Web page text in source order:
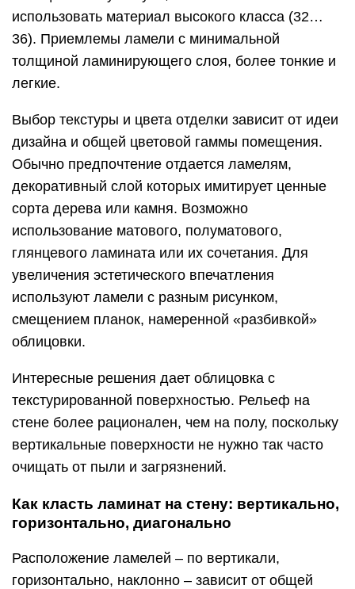
использовать материал высокого класса (32…
36). Приемлемы ламели с минимальной
толщиной ламинирующего слоя, более тонкие и
легкие.
Выбор текстуры и цвета отделки зависит от идеи
дизайна и общей цветовой гаммы помещения.
Обычно предпочтение отдается ламелям,
декоративный слой которых имитирует ценные
сорта дерева или камня. Возможно
использование матового, полуматового,
глянцевого ламината или их сочетания. Для
увеличения эстетического впечатления
используют ламели с разным рисунком,
смещением планок, намеренной «разбивкой»
облицовки.
Интересные решения дает облицовка с
текстурированной поверхностью. Рельеф на
стене более рационален, чем на полу, поскольку
вертикальные поверхности не нужно так часто
очищать от пыли и загрязнений.
Как класть ламинат на стену: вертикально,
горизонтально, диагонально
Расположение ламелей – по вертикали,
горизонтально, наклонно – зависит от общей